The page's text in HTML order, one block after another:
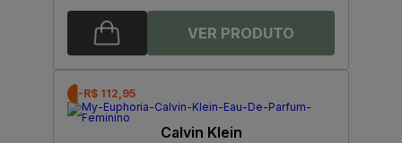
-R$ 112,95
Calvin Klein